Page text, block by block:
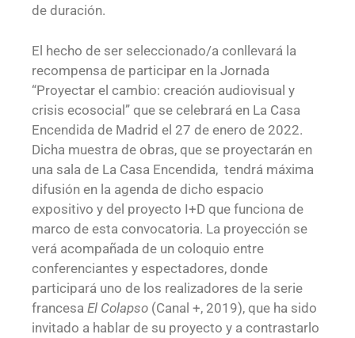
de duración.
El hecho de ser seleccionado/a conllevará la
recompensa de participar en la Jornada
“Proyectar el cambio: creación audiovisual y
crisis ecosocial” que se celebrará en La Casa
Encendida de Madrid el 27 de enero de 2022.
Dicha muestra de obras, que se proyectarán en
una sala de La Casa Encendida, tendrá máxima
difusión en la agenda de dicho espacio
expositivo y del proyecto I+D que funciona de
marco de esta convocatoria. La proyección se
verá acompañada de un coloquio entre
conferenciantes y espectadores, donde
participará uno de los realizadores de la serie
francesa El Colapso (Canal +, 2019), que ha sido
invitado a hablar de su proyecto y a contrastarlo